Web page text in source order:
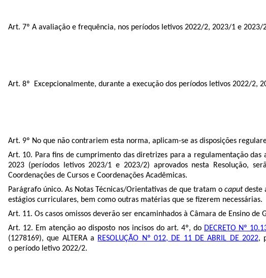
Art. 7º A avaliação e frequência, nos períodos letivos 2022/2, 2023/1 e
Art. 8º Excepcionalmente, durante a execução dos períodos letivos 2022/2,
Art. 9º No que não contrariem esta norma, aplicam-se as disposições
Art. 10. Para fins de cumprimento das diretrizes para a regulamentação
2023 (períodos letivos 2023/1 e 2023/2) aprovados nesta Resolução,
Coordenações de Cursos e Coordenações Acadêmicas.
Parágrafo único. As Notas Técnicas/Orientativas de que tratam o caputdeste
estágios curriculares, bem como outras matérias que se fizerem necessárias.
Art. 11. Os casos omissos deverão ser encaminhados à Câmara de Ensino
Art. 12. Em atenção ao disposto nos incisos do art. 4º, do DECRETO Nº
(1278169), que ALTERA a RESOLUÇÃO Nº 012, DE 11 DE ABRIL DE 2022,
o período letivo 2022/2.